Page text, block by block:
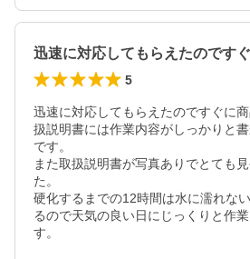
5
迅速に対応してもらえたのですぐに
扱説明書には作業内容がしっかりと
です。
また取扱説明書が写真ありでとても
た。
硬化するまでの12時間は水に濡れな
るので天気の良い日にじっくりと作
す。